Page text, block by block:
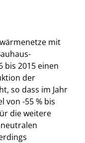
mit
bis 2015 einen
der
so dass im Jahr
von -55 % bis
die weitere